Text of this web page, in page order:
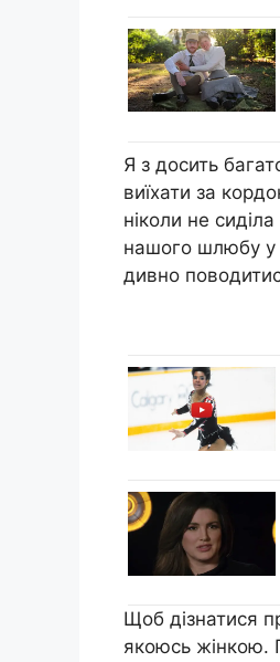
Я з досить
виїхати за
ніколи не
нашого шлюбу у
дивно
Щоб дізнатися
якоюсь жінкою.